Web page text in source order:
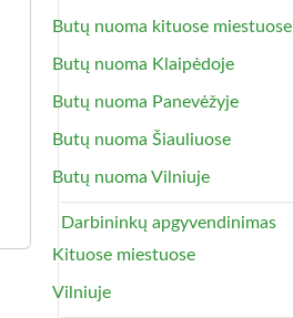
Butų nuoma kituose miestuose
Butų nuoma Klaipėdoje
Butų nuoma Panevėžyje
Butų nuoma Šiauliuose
Butų nuoma Vilniuje
Darbininkų apgyvendinimas
Kituose miestuose
Vilniuje